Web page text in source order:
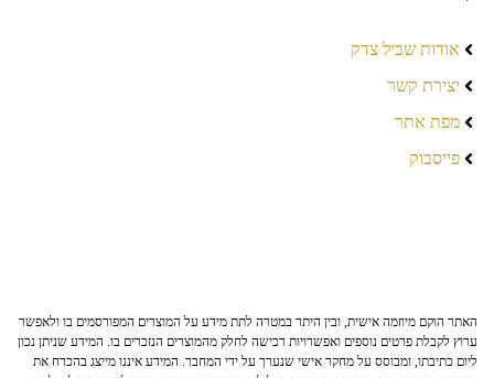
אודות שביל צדק
יצירת קשר
מפת אתר
פייסבוק
האתר הוקם מיוזמה אישית, ובין היתר במטרה לתת מידע על המוצרים המפורסמים בו ולאפשר
ערוץ לקבלת פרטים נוספים ואפשרויות רכישה לחלק מהמוצרים הנזכרים בו. המידע שניתן נכון
ליום כתיבתו, ומבוסס על מחקר אישי שנערך על ידי המחבר. המידע איננו מייצג בהכרח את